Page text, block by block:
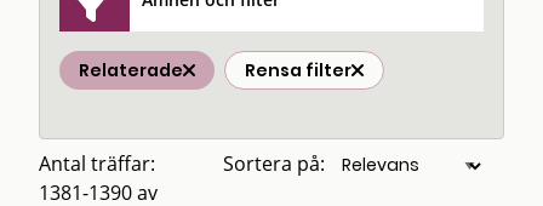
Relaterade Rensa filter
Antal träffar:
1381-1390 av
Sortera på: